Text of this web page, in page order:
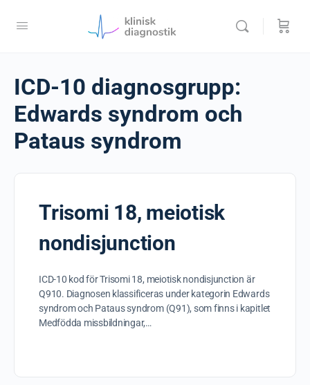
ICD-10 diagnosgrupp:
Edwards syndrom och
Pataus syndrom
Trisomi 18, meiotisk
nondisjunction
ICD-10 kod för Trisomi 18, meiotisk nondisjunction är
Q910. Diagnosen klassificeras under kategorin Edwards
syndrom och Pataus syndrom (Q91), som finns i kapitlet
Medfödda missbildningar,…